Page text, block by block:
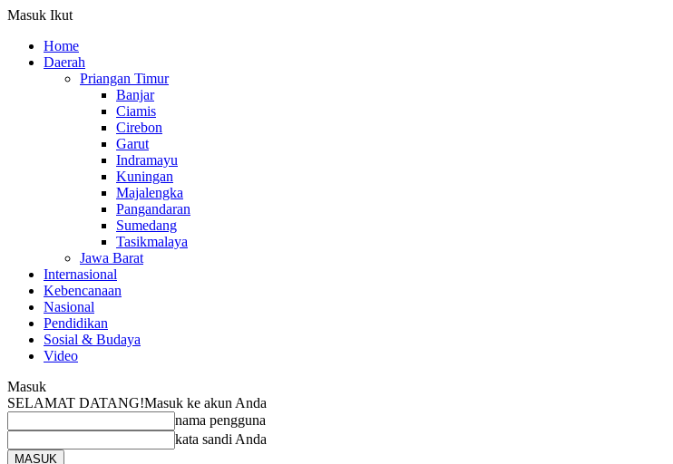
Masuk Ikut
Home
Daerah
Priangan Timur
Banjar
Ciamis
Cirebon
Garut
Indramayu
Kuningan
Majalengka
Pangandaran
Sumedang
Tasikmalaya
Jawa Barat
Internasional
Kebencanaan
Nasional
Pendidikan
Sosial & Budaya
Video
Masuk
SELAMAT DATANG!Masuk ke akun Anda
nama pengguna
kata sandi Anda